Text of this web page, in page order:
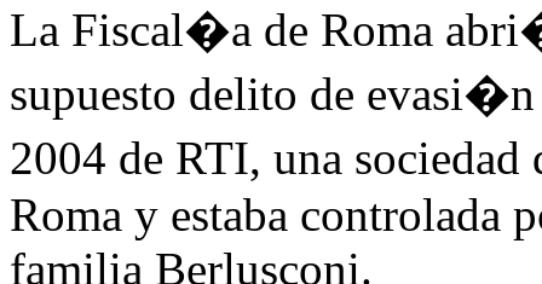
La Fiscal�a de Roma
supuesto delito de
2004 de RTI, una
Roma y estaba controlada
familia Berlusconi.